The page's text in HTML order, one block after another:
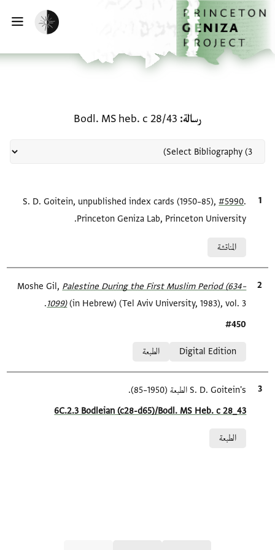
إلى المحتوى الرئيسي
الرئيسية
تفعيل الوضع المظلم
رسالة Bodl. MS heb. c 28/43
الاقتباس المرجعيS. D. Goitein, unpublished index cards (1950–85),#5990
Princeton Geniza Lab, Princeton University.
المناقشة
الاقتباس المرجعي Moshe Gil,Palestine During the First Muslim Period (634–
1099)‎(in Hebrew) (Tel Aviv University, 1983), vol. 3.
Location in source
#450
Digital Edition
الطبعة
الاقتباس المرجعي
S. D. Goitein's الطبعة (1950–85).
Location in source
6C.2.3 Bodleian (c28-d65)/Bodl. MS Heb. c 28_43
الطبعة